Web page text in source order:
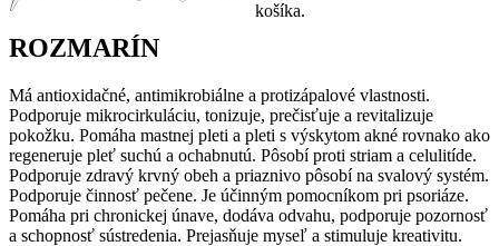
košíka.
ROZMARÍN
Má antioxidačné, antimikrobiálne a protizápalové vlastnosti.
Podporuje mikrocirkuláciu, tonizuje, prečisťuje a revitalizuje
pokožku. Pomáha mastnej pleti a pleti s výskytom akné rovnako ako
regeneruje pleť suchú a ochabnutú. Pôsobí proti striam a celulitíde.
Podporuje zdravý krvný obeh a priaznivo pôsobí na svalový systém.
Podporuje činnosť pečene. Je účinným pomocníkom pri psoriáze.
Pomáha pri chronickej únave, dodáva odvahu, podporuje pozornosť
a schopnosť sústredenia. Prejasňuje myseľ a stimuluje kreativitu.